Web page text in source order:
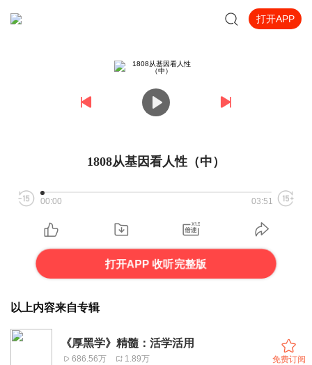
打开APP
1808从基因看人性（中）
00:00 03:51
打开APP 收听完整版
以上内容来自专辑
《厚黑学》精髓：活学活用
686.56万 1.89万 免费订阅